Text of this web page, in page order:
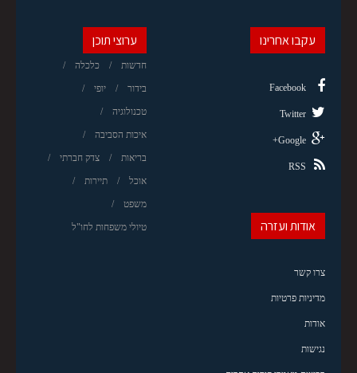
ערוצי תוכן
חדשות כלכלה
בידור יופי
טכנולוגיה
איכות הסביבה
בריאות צדק חברתי
אוכל תיירות
משפט
טיולי משפחות לחו"ל
עקבו אחרינו
Facebook
Twitter
Google+
RSS
אודות ועזרה
צרו קשר
מדיניות פרטיות
אודות
נגישות